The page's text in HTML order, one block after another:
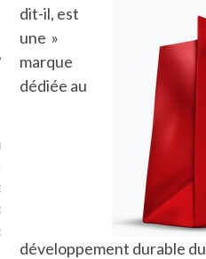
toujours aimé marcher.
conquis mais en
Je ne suis pas une
dit-il, est
une »
marque
dédiée au
développement durable du